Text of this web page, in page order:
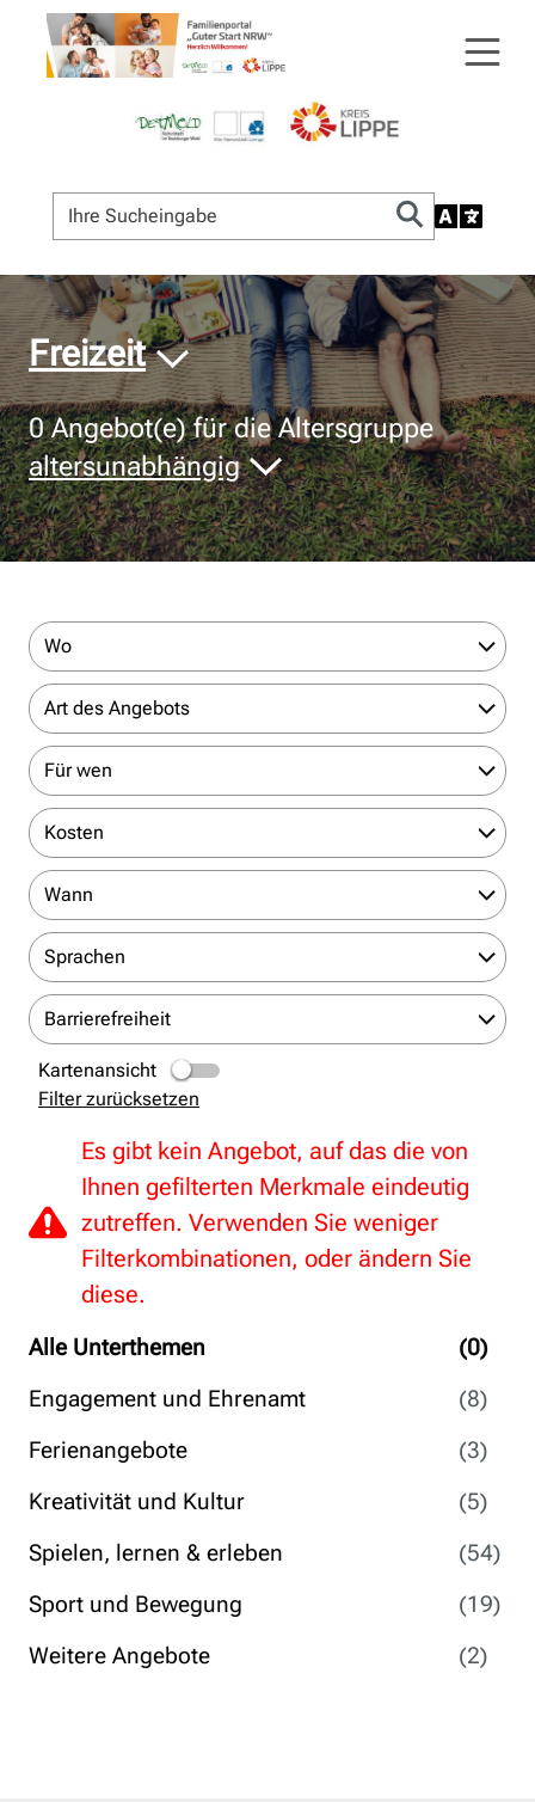
© Bildnachweis
Freizeit
0Angebot(e) für die Altersgruppe
altersunabhängig
Alle Unterthemen
(0)
Engagement und Ehrenamt
(8)
Ferienangebote
(3)
Kreativität und Kultur
(5)
Spielen, lernen & erleben
(54)
Sport und Bewegung
(19)
Weitere Angebote
(2)
Wo
Art des Angebots
Für wen
Kosten
Wann
Sprachen
Barrierefreiheit
Kartenansicht
Filter zurücksetzen
Es gibt kein Angebot, auf das die von
Ihnen gefilterten Merkmale eindeutig
zutreffen. Verwenden Sie weniger
Filterkombinationen, oder ändern Sie
diese.